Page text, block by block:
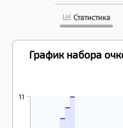
Статистика
График набора
11
07.04.2026
07.04.2026